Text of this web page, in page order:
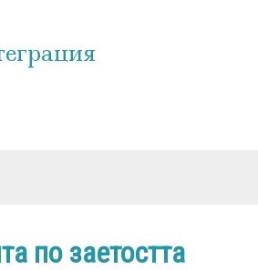
по заетостта